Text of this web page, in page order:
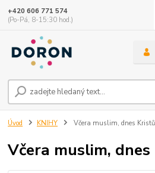
+420 606 771 574
(Po-Pá, 8-15:30 hod.)
Úvod KNIHY Včera muslim, dnes
Včera muslim,